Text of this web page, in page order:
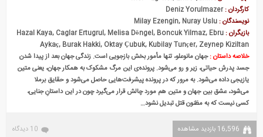
کارگردان :Deniz Yorulmazer
نویسندگان :Milay Ezengin, Nuray Uslu
بازیگران :Hazal Kaya, Caglar Ertugrul, Melisa Döngel, Boncuk Yilmaz, Ebru
Aykaç, Burak Hakki, Oktay Çubuk, Kubilay Tunçer, Zeynep Kiziltan
خلاصه داستان :جهان مانوعلو، تنها مأمور بخش بازجویی است. زندگی جهان بعد از پیدا شدن
جسد پدرش حیاتی، زیر و رو می‌شود. پرونده‌ی این مرگ مشکوک به همکار جهان، یعنی متین
یازیجی داده می‌شود. به مرور که در پرونده پیشرفت‌هایی حاصل می‌شود و حقایق برملا
می‌شود، عشق بین جهان و متین هم مورد چالش قرار می‌گیرد چون در این داستانِ جنایی،
کسی نیست که به مظنون قتل تبدیل نشود…
16,596 بازدید مشاهده 10 دیدگاه